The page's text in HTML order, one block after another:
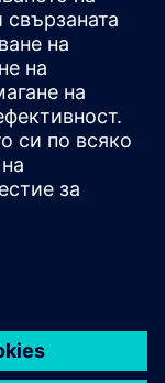
64, 6250
9 по-горе, има
26, 7210